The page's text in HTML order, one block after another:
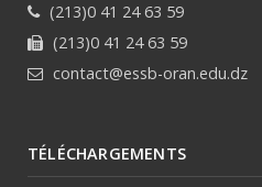
(213)0 41 24 63 59
(213)0 41 24 63 59
contact@essb-oran.edu.dz
TÉLÉCHARGEMENTS